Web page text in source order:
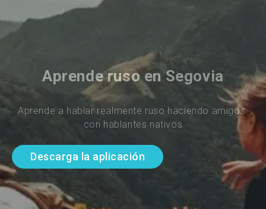
Aprende ruso en Segovia
Aprende a hablar realmente ruso haciendo amigos
con hablantes nativos
Descarga la aplicación